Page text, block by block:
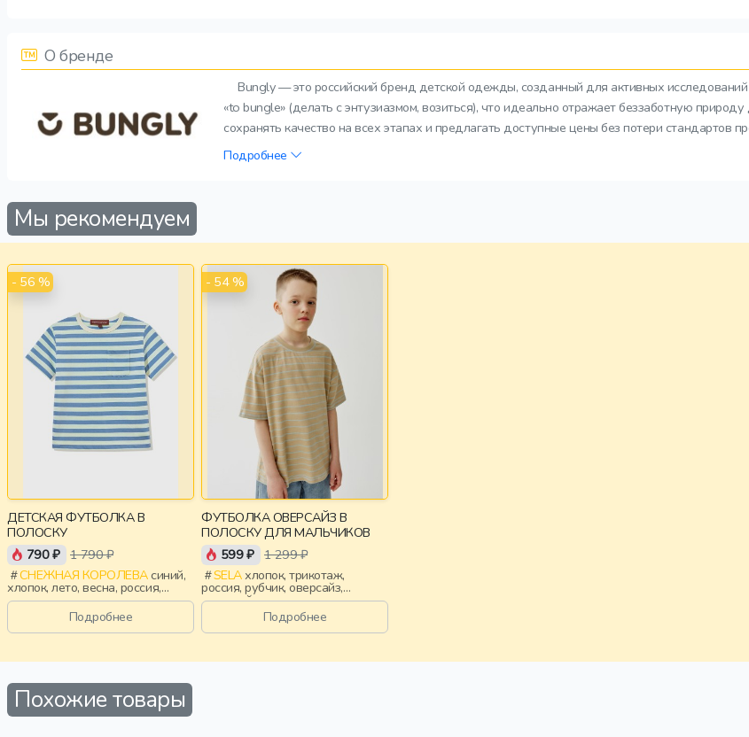
О бренде
Bungly — это российский бренд детской одежды, созданный для активных
«to bungle» (делать с энтузиазмом, возиться), что идеально отражает беззаботную
сохранять качество на всех этапах и предлагать доступные цены без потери стандартов
Подробнее
Мы рекомендуем
- 56 %
ДЕТСКАЯ ФУТБОЛКА В
ПОЛОСКУ
790 ₽ 1 790 ₽
СНЕЖНАЯ КОРОЛЕВАсиний,
хлопок, лето, весна, россия,
полоски, вышивка, мальчики,
Подробнее
- 54 %
ФУТБОЛКА ОВЕРСАЙЗ В
ПОЛОСКУ ДЛЯ МАЛЬЧИКОВ
599 ₽ 1 299 ₽
SELAхлопок, трикотаж,
россия, рубчик, оверсайз,
короткий рукав, полоски,
короткие, свободные, вырез,
круглый вырез, мальчики, дети
Подробнее
Похожие товары